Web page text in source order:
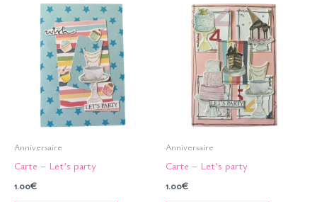
Anniversaire
Carte – Let’s party
1.00€
Anniversaire
Carte – Let’s party
1.00€